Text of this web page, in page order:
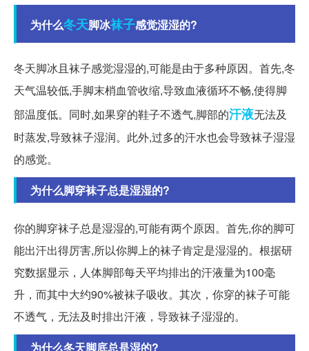
为什么冬天脚冰袜子感觉湿湿的?
冬天脚冰且袜子感觉湿湿的,可能是由于多种原因。首先,冬
天气温较低,手脚末梢血管收缩,导致血液循环不畅,使得脚
部温度低。同时,如果穿的鞋子不透气,脚部的汗液无法及
时蒸发,导致袜子湿润。此外,过多的汗水也会导致袜子湿湿
的感觉。
为什么脚穿袜子总是湿湿的?
你的脚穿袜子总是湿湿的,可能有两个原因。首先,你的脚可
能出汗出得厉害,所以你脚上的袜子肯定是湿湿的。根据研
究数据显示，人体脚部每天平均排出的汗液量为100毫
升，而其中大约90%被袜子吸收。其次，你穿的袜子可能
不透气，无法及时排出汗液，导致袜子湿湿的。
为什么冬天脚底总是湿的?